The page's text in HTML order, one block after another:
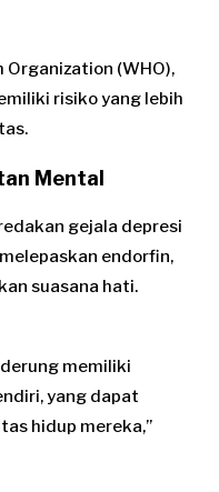
(WHO),
risiko yang lebih
Mental
gejala depresi
endorfin,
suasana hati.
memiliki
yang dapat
hidup mereka,”